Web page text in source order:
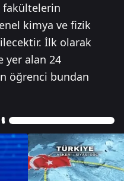
fakültelerin
kimya ve fizik
İlk olarak
yer alan 24
öğrenci bundan